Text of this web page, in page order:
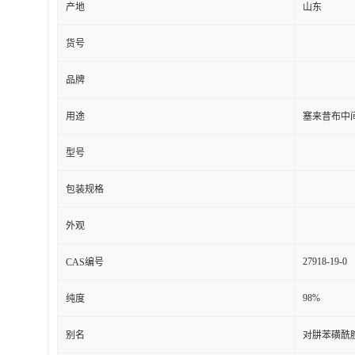
产地 山东
货号
品牌
用途 塞来昔布中
型号
包装规格
外观
CAS编号 27918-19-0
纯度 98%
别名 对肼苯磺酰